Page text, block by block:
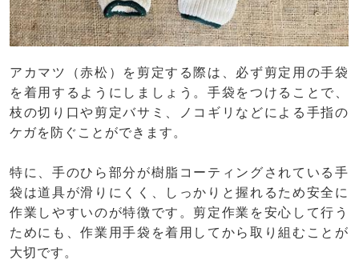
アカマツ（赤松）を剪定する際は、必ず剪定用の手袋
を着用するようにしましょう。手袋をつけることで、
枝の切り口や剪定バサミ、ノコギリなどによる手指の
ケガを防ぐことができます。
特に、手のひら部分が樹脂コーティングされている手
袋は道具が滑りにくく、しっかりと握れるため安全に
作業しやすいのが特徴です。剪定作業を安心して行う
ためにも、作業用手袋を着用してから取り組むことが
大切です。